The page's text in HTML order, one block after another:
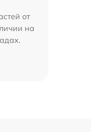
от
на